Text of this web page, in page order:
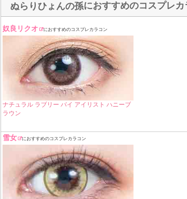
ぬらりひょんの孫におすすめのコスプレカ
奴良リクオ におすすめのコスプレカラコン
ナチュラル ラブリー バイ アイリスト ハニーブ
ラウン
雪女 におすすめのコスプレカラコン